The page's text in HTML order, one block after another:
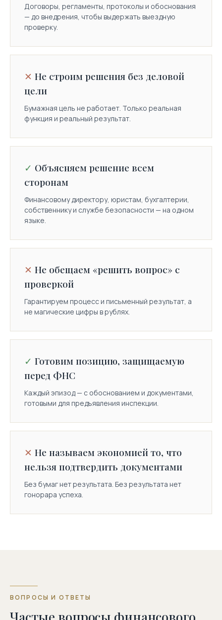
Договоры, регламенты, протоколы и обоснования
— до внедрения, чтобы выдержать выездную
проверку.
Не строим решения без деловой
цели
Бумажная цель не работает. Только реальная
функция и реальный результат.
Объясняем решение всем
сторонам
Финансовому директору, юристам, бухгалтерии,
собственнику и службе безопасности — на одном
языке.
Не обещаем «решить вопрос» с
проверкой
Гарантируем процесс и письменный результат, а
не магические цифры в рублях.
Готовим позицию, защищаемую
перед ФНС
Каждый эпизод — с обоснованием и документами,
готовыми для предъявления инспекции.
Не называем экономией то, что
нельзя подтвердить документами
Без бумаг нет результата. Без результата нет
гонорара успеха.
ВОПРОСЫ И ОТВЕТЫ